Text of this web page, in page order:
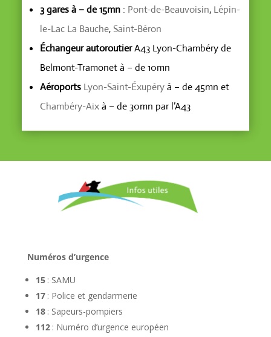
3 gares à – de 15mn: Pont-de-Beauvoisin, Lépin-
le-Lac La Bauche, Saint-Béron
Échangeur autoroutierA43 Lyon-Chambéry de
Belmont-Tramonet à – de 10mn
Aéroports Lyon-Saint-Éxupéryà – de 45mn et
Chambéry-Aixà – de 30mn par l’A43
Numéros d’urgence
15 : SAMU
17 : Police et gendarmerie
18 : Sapeurs-pompiers
112 : Numéro d’urgence européen